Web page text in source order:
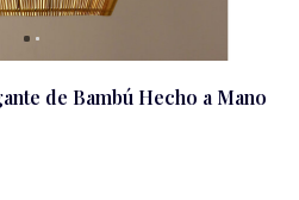
de Bambú Hecho a Mano